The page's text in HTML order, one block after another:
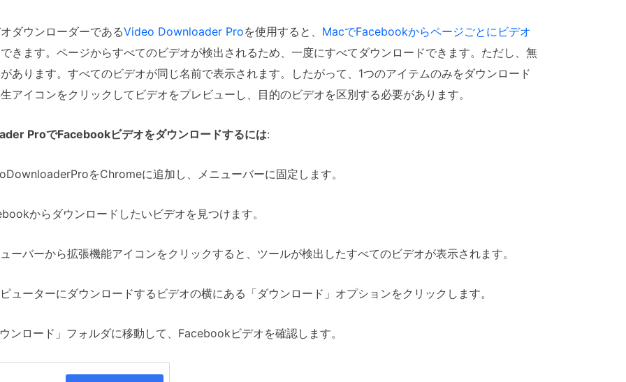
ダウンローダーであるVideo Downloader Proを使用すると、 MacでFacebookからページごとにビデオ
できます。ページからすべてのビデオが検出されるため、一度にすべてダウンロードできます。ただし、無
あります。すべてのビデオが同じ名前で表示されます。したがって、1つのアイテムのみをダウンロード
アイコンをクリックしてビデオをプレビューし、目的のビデオを区別する必要があります。
ProでFacebookビデオをダウンロードするには:
をChromeに追加し、メニューバーに固定します。
からダウンロードしたいビデオを見つけます。
ーバーから拡張機能アイコンをクリックすると、ツールが検出したすべてのビデオが表示されます。
ューターにダウンロードするビデオの横にある「ダウンロード」オプションをクリックします。
ンロード」フォルダに移動して、Facebookビデオを確認します。